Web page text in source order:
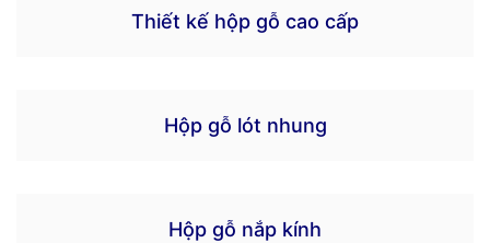
Thiết kế hộp gỗ cao cấp
Hộp gỗ lót nhung
Hộp gỗ nắp kính